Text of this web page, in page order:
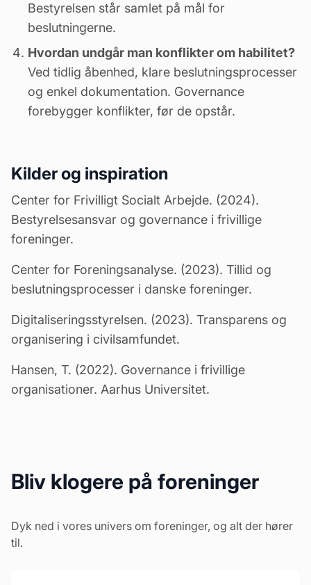
Bestyrelsen står samlet på mål for
beslutningerne.
Hvordan undgår man konflikter om habilitet?
Ved tidlig åbenhed, klare beslutningsprocesser
og enkel dokumentation. Governance
forebygger konflikter, før de opstår.
Kilder og inspiration
Center for Frivilligt Socialt Arbejde. (2024).
Bestyrelsesansvar og governance i frivillige
foreninger.
Center for Foreningsanalyse. (2023). Tillid og
beslutningsprocesser i danske foreninger.
Digitaliseringsstyrelsen. (2023). Transparens og
organisering i civilsamfundet.
Hansen, T. (2022). Governance i frivillige
organisationer. Aarhus Universitet.
Bliv klogere på foreninger
Dyk ned i vores univers om foreninger, og alt der hører
til.